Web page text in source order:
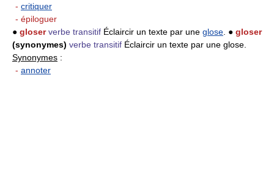
- critiquer
- épiloguer
● gloser verbe transitif Éclaircir un texte par une glose . ● gloser
(synonymes) verbe transitif Éclaircir un texte par une glose.
Synonymes :
- annoter